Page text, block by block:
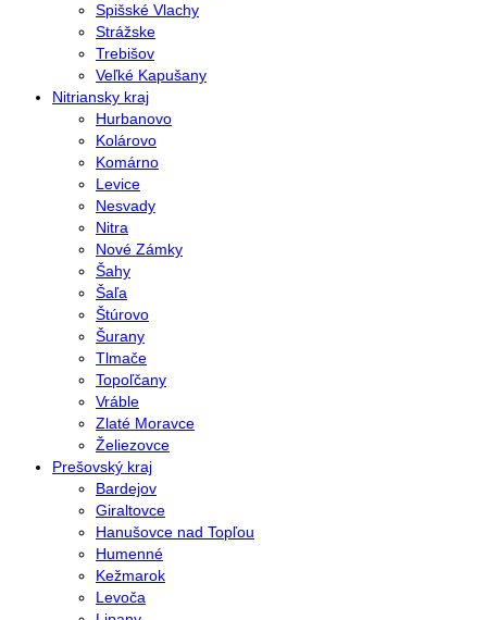
Spišské Vlachy
Strážske
Trebišov
Veľké Kapušany
Nitriansky kraj
Hurbanovo
Kolárovo
Komárno
Levice
Nesvady
Nitra
Nové Zámky
Šahy
Šaľa
Štúrovo
Šurany
Tlmače
Topoľčany
Vráble
Zlaté Moravce
Želiezovce
Prešovský kraj
Bardejov
Giraltovce
Hanušovce nad Topľou
Humenné
Kežmarok
Levoča